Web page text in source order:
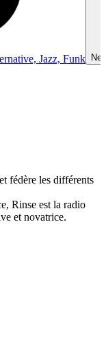
Jazz, Funk
fédère les différents
Rinse est la radio
et novatrice.